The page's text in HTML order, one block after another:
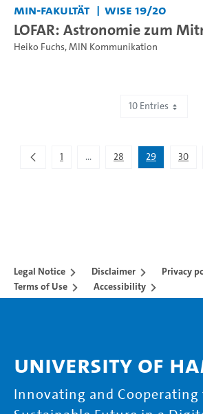
MIN-Fakultät WiSe 19/20
LOFAR: Astronomie zum
Heiko Fuchs,MIN Kommunikation
10 Entries
1 ...Intermediate Pages Use
28 29 30
Legal Notice Disclaimer
Privacy
Terms of Use
Accessibility
University of
Innovating and Cooperating